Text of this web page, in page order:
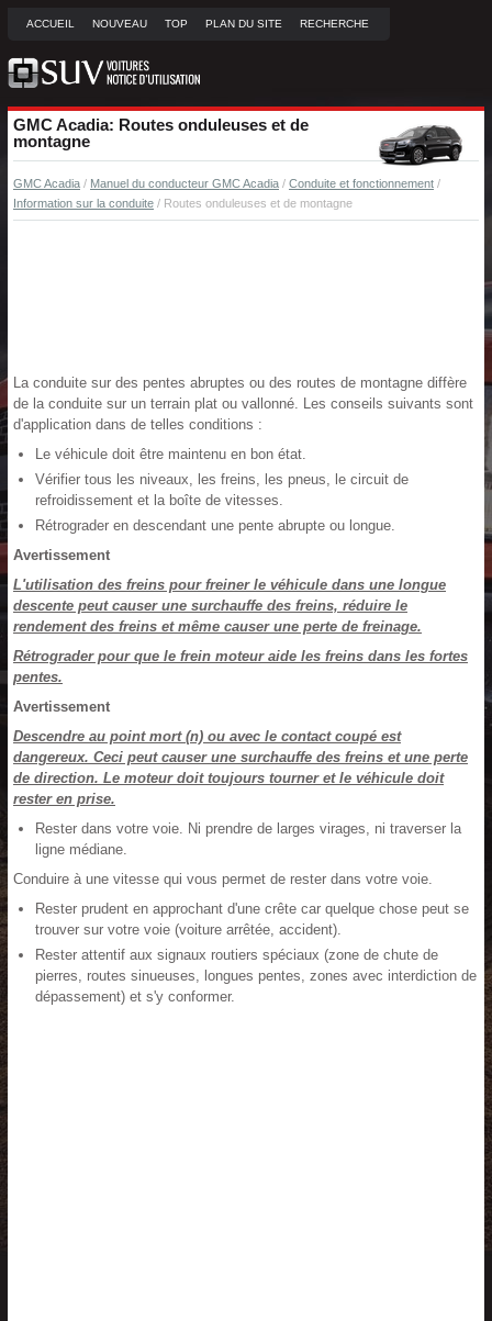
ACCUEIL NOUVEAU TOP PLAN DU SITE RECHERCHE
GMC Acadia: Routes onduleuses et de
montagne
GMC Acadia / Manuel du conducteur GMC Acadia / Conduite et fonctionnement /
Information sur la conduite / Routes onduleuses et de montagne
La conduite sur des pentes abruptes ou des routes de montagne diffère
de la conduite sur un terrain plat ou vallonné. Les conseils suivants sont
d'application dans de telles conditions :
Le véhicule doit être maintenu en bon état.
Vérifier tous les niveaux, les freins, les pneus, le circuit de
refroidissement et la boîte de vitesses.
Rétrograder en descendant une pente abrupte ou longue.
Avertissement
L'utilisation des freins pour freiner le véhicule dans une longue
descente peut causer une surchauffe des freins, réduire le
rendement des freins et même causer une perte de freinage.
Rétrograder pour que le frein moteur aide les freins dans les fortes
pentes.
Avertissement
Descendre au point mort (n) ou avec le contact coupé est
dangereux. Ceci peut causer une surchauffe des freins et une perte
de direction. Le moteur doit toujours tourner et le véhicule doit
rester en prise.
Rester dans votre voie. Ni prendre de larges virages, ni traverser la
ligne médiane.
Conduire à une vitesse qui vous permet de rester dans votre voie.
Rester prudent en approchant d'une crête car quelque chose peut se
trouver sur votre voie (voiture arrêtée, accident).
Rester attentif aux signaux routiers spéciaux (zone de chute de
pierres, routes sinueuses, longues pentes, zones avec interdiction de
dépassement) et s'y conformer.